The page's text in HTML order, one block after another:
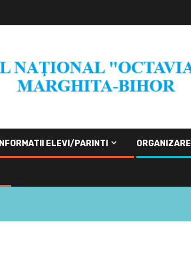
INFORMATII ELEVI/PARINTI ORGANIZARE